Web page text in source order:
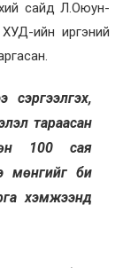
сайд Л.Оюун-
ийн иргэний
сэргээлгэх,
тараасан
100 сая
мөнгийг би
хэмжээнд